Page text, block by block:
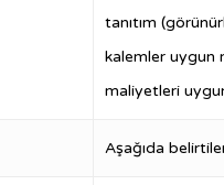
tanıtım
kalemler uygun
maliyetleri
Aşağıda